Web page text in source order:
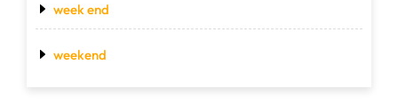
week end
weekend